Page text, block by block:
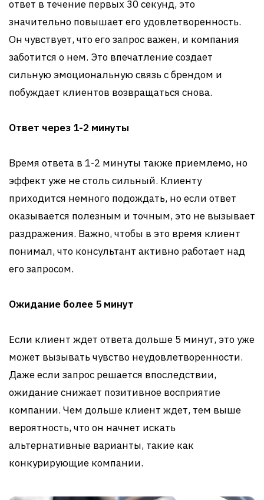
ответ в течение первых 30 секунд, это
значительно повышает его удовлетворенность.
Он чувствует, что его запрос важен, и компания
заботится о нем. Это впечатление создает
сильную эмоциональную связь с брендом и
побуждает клиентов возвращаться снова.
Ответ через 1-2 минуты
Время ответа в 1-2 минуты также приемлемо, но
эффект уже не столь сильный. Клиенту
приходится немного подождать, но если ответ
оказывается полезным и точным, это не вызывает
раздражения. Важно, чтобы в это время клиент
понимал, что консультант активно работает над
его запросом.
Ожидание более 5 минут
Если клиент ждет ответа дольше 5 минут, это уже
может вызывать чувство неудовлетворенности.
Даже если запрос решается впоследствии,
ожидание снижает позитивное восприятие
компании. Чем дольше клиент ждет, тем выше
вероятность, что он начнет искать
альтернативные варианты, такие как
конкурирующие компании.